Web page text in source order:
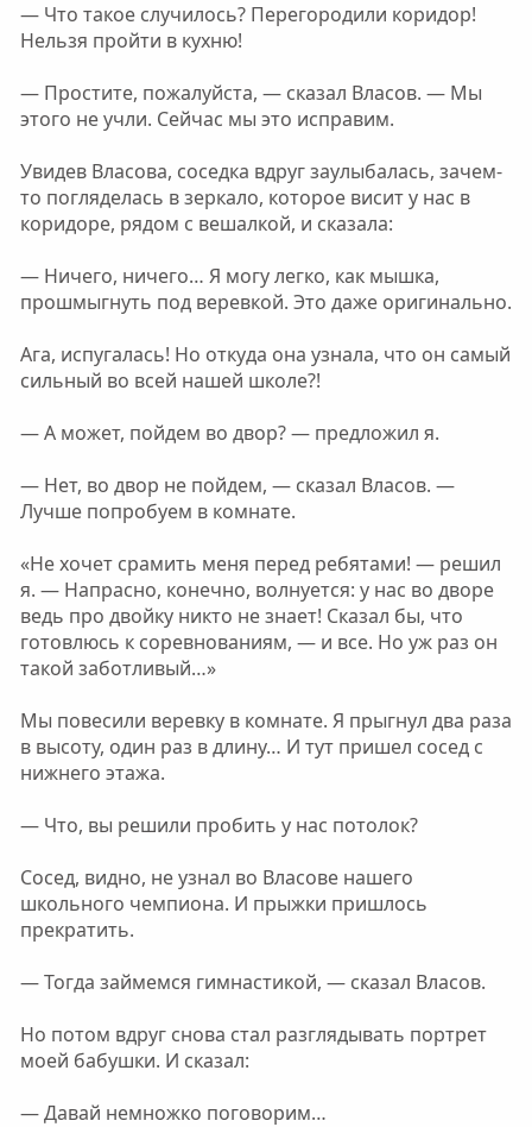
— Что такое случилось? Перегородили коридор!
Нельзя пройти в кухню!
— Простите, пожалуйста, — сказал Власов. — Мы
этого не учли. Сейчас мы это исправим.
Увидев Власова, соседка вдруг заулыбалась, зачем-
то погляделась в зеркало, которое висит у нас в
коридоре, рядом с вешалкой, и сказала:
— Ничего, ничего… Я могу легко, как мышка,
прошмыгнуть под веревкой. Это даже оригинально.
Ага, испугалась! Но откуда она узнала, что он самый
сильный во всей нашей школе?!
— А может, пойдем во двор? — предложил я.
— Нет, во двор не пойдем, — сказал Власов. —
Лучше попробуем в комнате.
«Не хочет срамить меня перед ребятами! — решил
я. — Напрасно, конечно, волнуется: у нас во дворе
ведь про двойку никто не знает! Сказал бы, что
готовлюсь к соревнованиям, — и все. Но уж раз он
такой заботливый…»
Мы повесили веревку в комнате. Я прыгнул два раза
в высоту, один раз в длину… И тут пришел сосед с
нижнего этажа.
— Что, вы решили пробить у нас потолок?
Сосед, видно, не узнал во Власове нашего
школьного чемпиона. И прыжки пришлось
прекратить.
— Тогда займемся гимнастикой, — сказал Власов.
Но потом вдруг снова стал разглядывать портрет
моей бабушки. И сказал:
— Давай немножко поговорим…